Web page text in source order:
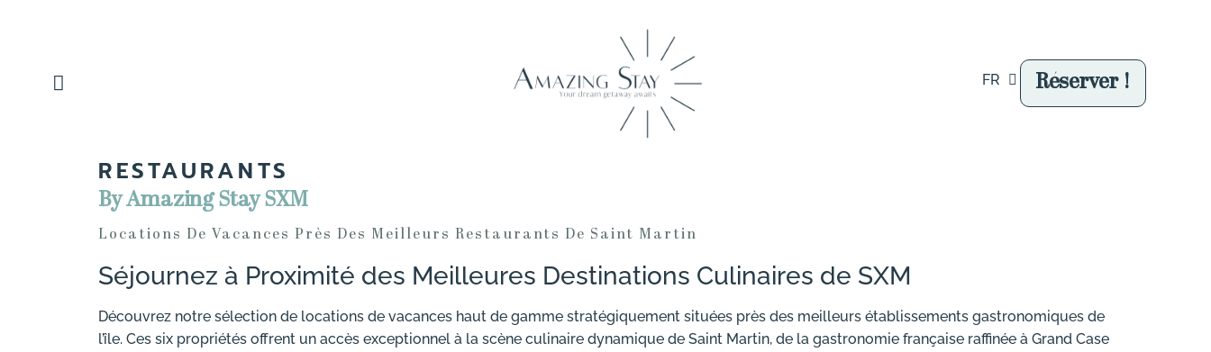
Réserver !
FR
EN
RESTAURANTS
By Amazing Stay SXM
Locations De Vacances Près Des Meilleurs Restaurants De Saint Martin
Séjournez à Proximité des Meilleures Destinations Culinaires de SXM
Découvrez notre sélection de locations de vacances haut de gamme stratégiquement situées près des meilleurs établissements gastronomiques de
l’île. Ces six propriétés offrent un accès exceptionnel à la scène culinaire dynamique de Saint Martin, de la gastronomie française raffinée à Grand Case